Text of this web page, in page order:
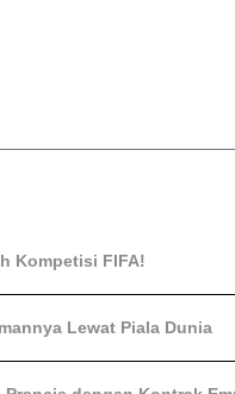
Kompetisi FIFA!
Lewat Piala Dunia